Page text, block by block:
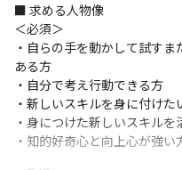
■ 求める人物像
＜必須＞
・自らの手を動かして試す
ある方
・自分で考え行動できる方
・新しいスキルを身に付けた
・身につけた新しいスキルを
・知的好奇心と向上心が強い